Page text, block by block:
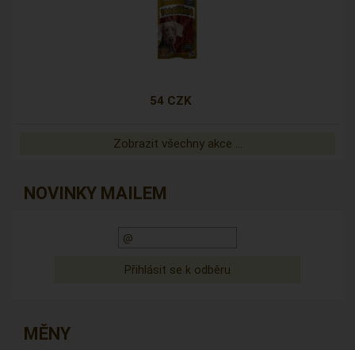
54 CZK
Zobrazit všechny akce ...
NOVINKY MAILEM
MĚNY